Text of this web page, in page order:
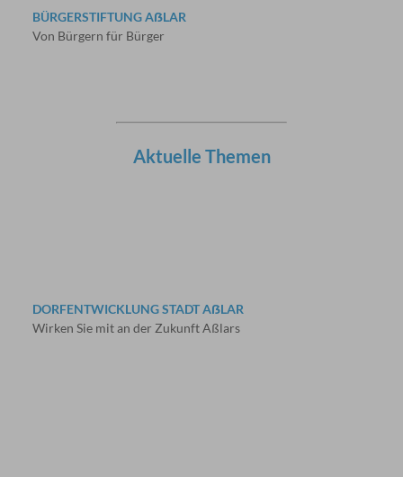
BÜRGERSTIFTUNG AẞLAR
Von Bürgern für Bürger
Aktuelle Themen
DORFENTWICKLUNG STADT AẞLAR
Wirken Sie mit an der Zukunft Aßlars